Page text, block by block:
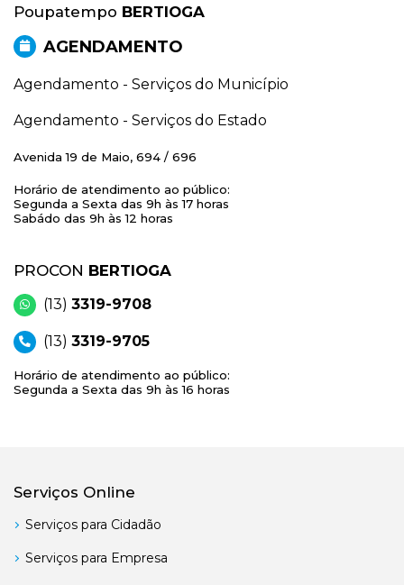
Poupatempo BERTIOGA
AGENDAMENTO
Agendamento - Serviços do Município
Agendamento - Serviços do Estado
Avenida 19 de Maio, 694 / 696
Horário de atendimento ao público:
Segunda a Sexta das 9h às 17 horas
Sabádo das 9h às 12 horas
PROCON BERTIOGA
(13) 3319-9708
(13) 3319-9705
Horário de atendimento ao público:
Segunda a Sexta das 9h às 16 horas
Serviços Online
Serviços para Cidadão
Serviços para Empresa